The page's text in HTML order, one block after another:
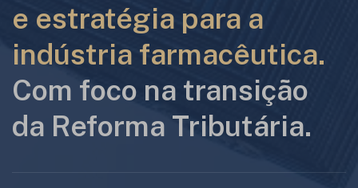
e estratégia para a
indústria farmacêutica.
Com foco na transição
da Reforma Tributária.